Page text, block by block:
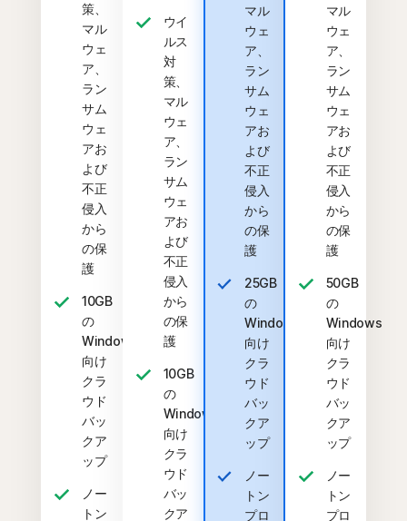
策、
マル
ウェ
ア、
ラン
サム
ウェ
アお
よび
不正
侵入
から
の保
護
10GB
の
Windows
向け
クラ
ウド
バッ
クア
ップ
ノー
トン
ウイ
ルス
対
策、
マル
ウェ
ア、
ラン
サム
ウェ
アお
よび
不正
侵入
から
の保
護
10GB
の
Windows
向け
クラ
ウド
バッ
クア
マル
ウェ
ア、
ラン
サム
ウェ
アお
よび
不正
侵入
から
の保
護
25GB
の
Windows
向け
クラ
ウド
バッ
クア
ップ
ノー
トン
プロ
マル
ウェ
ア、
ラン
サム
ウェ
アお
よび
不正
侵入
から
の保
護
50GB
の
Windows
向け
クラ
ウド
バッ
クア
ップ
ノー
トン
プロ